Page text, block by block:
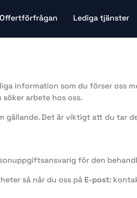
Offertförfrågan
Lediga tjänster
information som du förser oss
arbete hos oss.
gällande. Det är viktigt att du
för den
så når du oss på E-post: